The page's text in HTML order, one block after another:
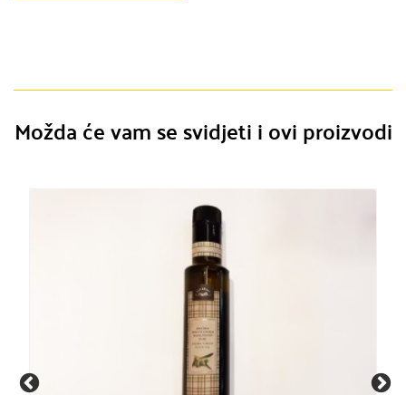
Možda će vam se svidjeti i ovi proizvodi